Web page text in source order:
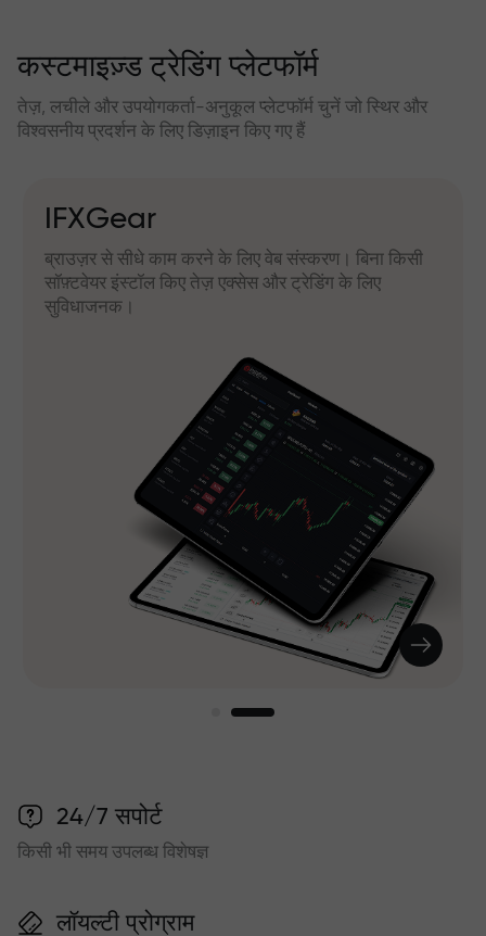
कस्टमाइज़्ड ट्रेडिंग प्लेटफॉर्म
तेज़, लचीले और उपयोगकर्ता-अनुकूल प्लेटफॉर्म चुनें जो स्थिर और
विश्वसनीय प्रदर्शन के लिए डिज़ाइन किए गए हैं
IFXGear
ब्राउज़र से सीधे काम करने के लिए वेब संस्करण। बिना किसी
सॉफ़्टवेयर इंस्टॉल किए तेज़ एक्सेस और ट्रेडिंग के लिए
सुविधाजनक।
24/7 सपोर्ट
किसी भी समय उपलब्ध विशेषज्ञ
लॉयल्टी प्रोग्राम